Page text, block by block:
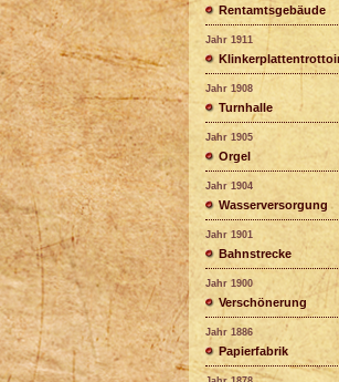
Rentamtsgebäude
Jahr 1911
Jahr 1908
Turnhalle
Jahr 1905
Orgel
Jahr 1904
Wasserversorgung
Jahr 1901
Bahnstrecke
Jahr 1900
Verschönerung
Jahr 1886
Papierfabrik